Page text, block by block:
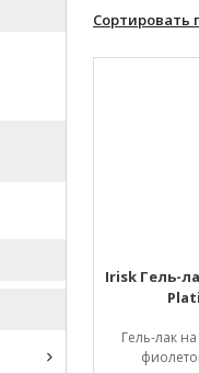
Сортировать
Irisk Гель-
Гель-лак